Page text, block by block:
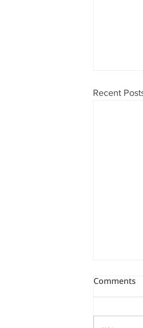
Recent
Comments